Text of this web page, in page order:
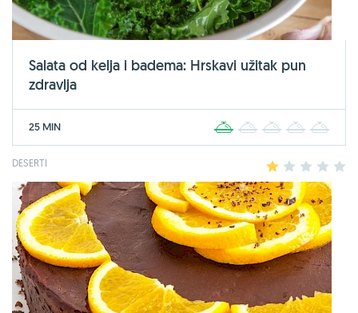
Salata od kelja i badema: Hrskavi užitak pun
zdravlja
25 MIN 2 3 4
DESERTI 2 3 4